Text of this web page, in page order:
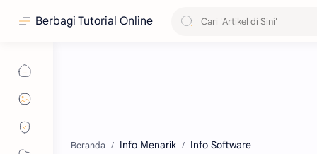
Berbagi Tutorial Online
Beranda Info Menarik Info Software